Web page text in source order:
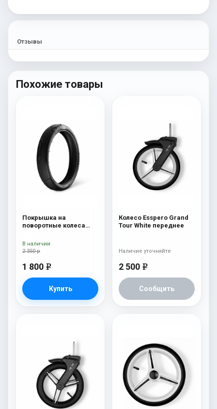
Отзывы
Похожие товары
Покрышка на
поворотные колеса
колесо
2 350 р
1 800 e
Купить
В наличии
Колесо Esspero Grand
Tour White переднее
2 500 e
Сообщить
Наличие уточняйте